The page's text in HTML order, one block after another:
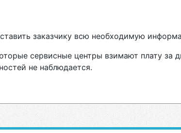
заказчику всю необходимую
сервисные центры взимают плату за
не наблюдается.